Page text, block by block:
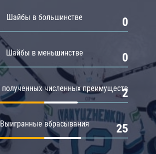
Шайбы в большинстве 0
Шайбы в меньшинстве 0
полученных численных преимуществ
2
Выигранные вбрасывания 25